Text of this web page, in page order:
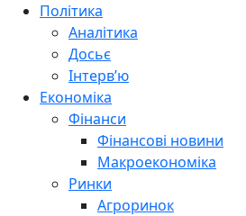
Політика
Аналітика
Досьє
Інтерв’ю
Економіка
Фінанси
Фінансові новини
Макроекономіка
Ринки
Агроринок